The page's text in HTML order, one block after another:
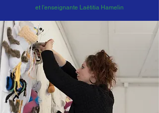
et l'enseignante Laëtitia Hamelin​